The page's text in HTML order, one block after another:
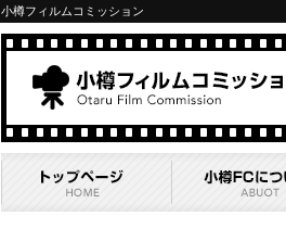
小樽フィルムコミッション